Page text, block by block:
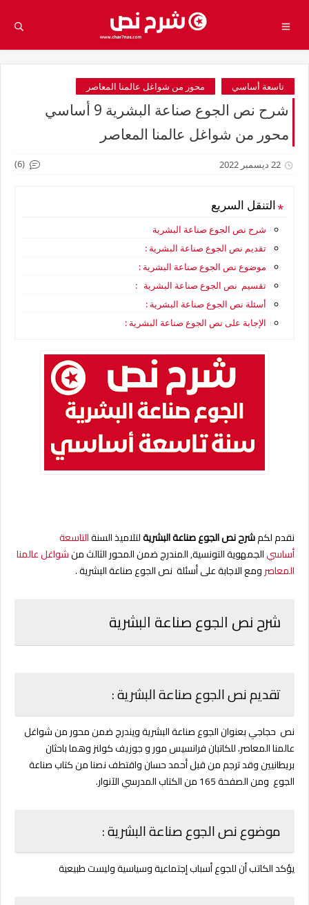
تاسعة أساسي محور من شواغل عالمنا المعاصر
شرح نص الجوع صناعة البشرية 9 أساسي
محور من شواغل عالمنا المعاصر
22 ديسمبر 2022 (6)
التنقل السريع
شرح نص الجوع صناعة البشرية
تقديم نص الجوع صناعة البشرية :
موضوع نص الجوع صناعة البشرية :
تقسيم نص الجوع صناعة البشرية :
أسئلة نص الجوع صناعة البشرية :
الإجابة على نص الجوع صناعة البشرية :
نقدم لكمشرح نصالجوع صناعة البشريةلتلاميذالسنةالتاسعة
أساسيالجمهوية التونسية,المندرج ضمن المحور الثالثمنشواغل عالمنا
المعاصرومع الاجابة على أسئلة نص الجوع صناعة البشرية .
شرح نص الجوع صناعة البشرية
تقديم نص الجوع صناعة البشرية :
نص حجاجي بعنوان الجوع صناعة البشريةويندرج ضمنمحور من شواغل
عالمنا المعاصر.للكاتبان فرانسيس مور و جوزيف كولنزوهما باحثان
بريطانيين وقد ترجم من قبلأحمد حسانواقتطف نصنامن كتاب صناعة
الجوع ومن الصفحة 165 من الكتاب المدرسي الآنوار.
موضوع نص الجوع صناعة البشرية :
يؤكد الكاتب أن للجوع أسباب إجتماعية وسياسية وليست طبيعية